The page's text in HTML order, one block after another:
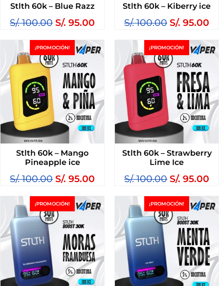
Stlth 60k – Blue Razz
S/.100.00 S/. 95.00
Stlth 60k – Kiberry ice
S/.100.00 S/. 95.00
¡PROMOCIÓN!
Stlth 60k – Mango
Pineapple ice
S/.100.00 S/. 95.00
¡PROMOCIÓN!
Stlth 60k – Strawberry
Lime Ice
S/.100.00 S/. 95.00
¡PROMOCIÓN! ¡PROMOCIÓN!